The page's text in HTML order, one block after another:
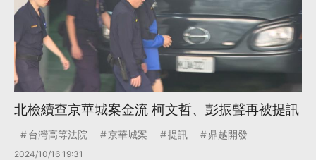
北檢續查京華城案金流 柯文哲、彭振聲再被提訊
台灣高等法院 京華城案 提訊 鼎越開發
2024/10/16 19:31